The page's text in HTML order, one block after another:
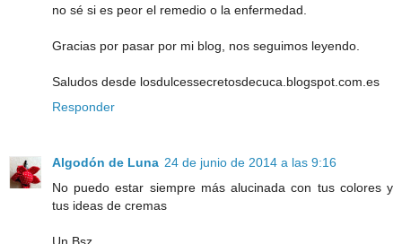
no sé si es peor el remedio o la enfermedad.
Gracias por pasar por mi blog, nos seguimos leyendo.
Saludos desde losdulcessecretosdecuca.blogspot.com.es
Responder
Algodón de Luna 24 de junio de 2014 a las 9:16
No puedo estar siempre más alucinada con tus colores y
tus ideas de cremas
Un Bsz